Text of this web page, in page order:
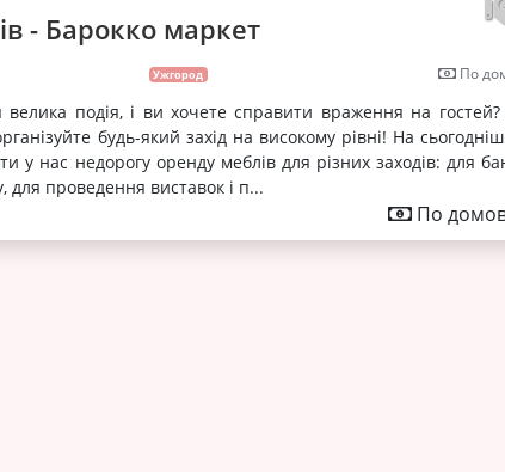
- Барокко маркет
Ужгород По
велика подія, і ви хочете справити враження на гостей?
будь-який захід на високому рівні! На
у нас недорогу оренду меблів для різних заходів: для
для проведення виставок і п...
По